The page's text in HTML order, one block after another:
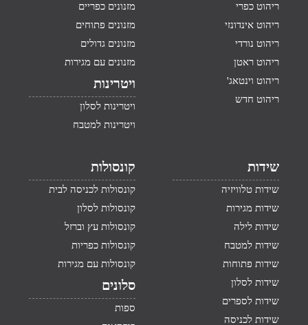
ריהוט כפרי
ריהוט אינדונזי
ריהוט נורדי
ריהוט ראטן
ריהוט וינטאג'
ריהוט חדש
מזנונים כפריים
מזנונים פתוחים
מזנונים גדולים
מזנונים עם מגירות
ויטרינות
ויטרינות לסלון
ויטרינות למטבח
שידות
שידות טלוויזיה
שידות מגירות
שידות לילה
שידות למטבח
שידות פתוחות
שידות לסלון
שידות לספרים
שידות לכניסה
קונסולות
קונסולות לכניסה לבית
קונסולות לסלון
קונסולות עץ וברזל
קונסולות כפריות
קונסולות עם מגירות
סלונים
ספות